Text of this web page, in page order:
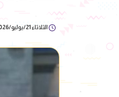
الثلاثاء 21/يوليو/2026 - 03:46 م